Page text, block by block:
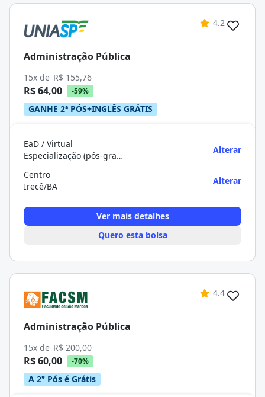
4.2
Administração Pública
15x de R$ 155,76
R$ 64,00 -59%
GANHE 2ª PÓS+INGLÊS GRÁTIS
EaD / Virtual
Especialização (pós-graduação)
Alterar
Centro
Irecê/BA
Alterar
Ver mais detalhes
Quero esta bolsa
4.4
Administração Pública
15x de R$ 200,00
R$ 60,00 -70%
A 2° Pós é Grátis